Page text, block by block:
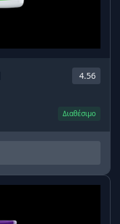
4.56
Διαθέσιμο